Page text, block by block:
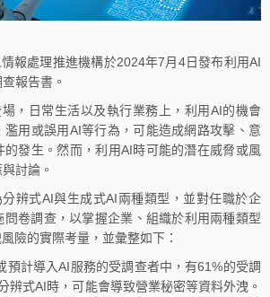
報處理推進機構於2024年7月4日發布利用AI
報告書。
，日常生活以及執行業務上，利用AI的機會
用或誤用AI等行為，可能造成網路攻擊、意
發生。然而，利用AI時可能的潛在威脅或風
討論。
辨式AI與生成式AI兩種類型，並對任職於企
問卷調查，以掌握企業、組織於利用兩種類型
險的實際考量，並彙整如下：
預計導入AI服務的受調查者中，有61%的受調
辨式AI時，可能會導致營業秘密等資料外洩。